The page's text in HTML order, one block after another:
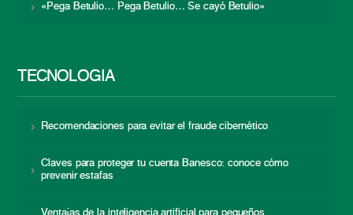
«Pega Betulio… Pega Betulio… Se cayó Betulio»
TECNOLOGÍA
Recomendaciones para evitar el fraude cibernético
Claves para proteger tu cuenta Banesco: conoce cómo
prevenir estafas
Ventajas de la inteligencia artificial para pequeños